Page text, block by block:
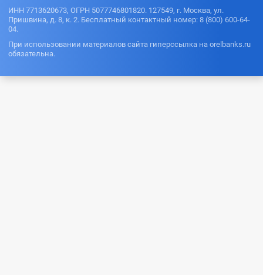
ИНН 7713620673, ОГРН 5077746801820. 127549, г. Москва, ул.
Пришвина, д. 8, к. 2. Бесплатный контактный номер: 8 (800) 600-64-
04.
При использовании материалов сайта гиперссылка на orelbanks.ru
обязательна.